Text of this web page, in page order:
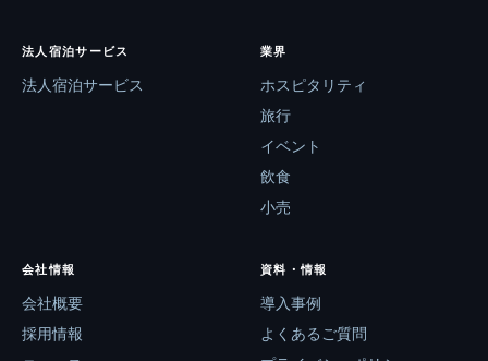
法人宿泊サービス
法人宿泊サービス
業界
ホスピタリティ
旅行
イベント
飲食
小売
会社情報
会社概要
採用情報
資料・情報
導入事例
よくあるご質問